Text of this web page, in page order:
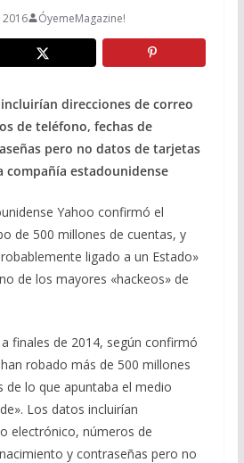
ÓyemeMagazine!
direcciones de correo
de teléfono, fechas de
pero no datos de tarjetas
compañía estadounidense
Yahoo confirmó el
de 500 millones de cuentas, y
ligado a un Estado»
de los mayores «hackeos» de
finales de 2014, según confirmó
robado más de 500 millones
de lo que apuntaba el medio
Los datos incluirían
electrónico, números de
y contraseñas pero no